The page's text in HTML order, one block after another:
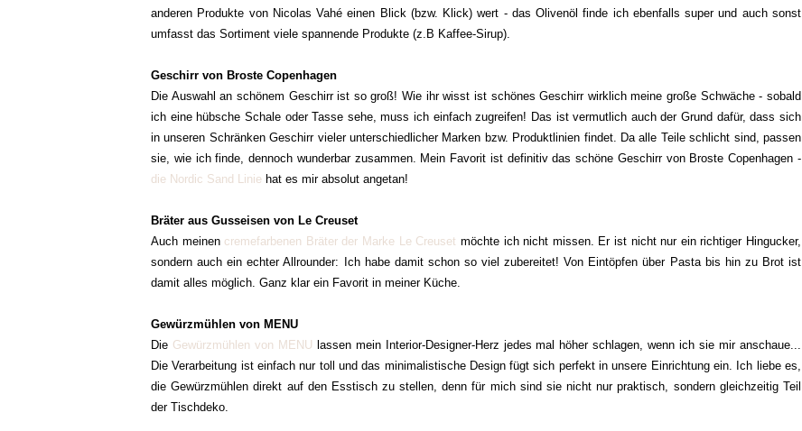
anderen Produkte von Nicolas Vahé einen Blick (bzw. Klick) wert - das Olivenöl finde ich ebenfalls super und auch sonst
umfasst das Sortiment viele spannende Produkte (z.B Kaffee-Sirup).
Geschirr von Broste Copenhagen
Die Auswahl an schönem Geschirr ist so groß! Wie ihr wisst ist schönes Geschirr wirklich meine große Schwäche - sobald
ich eine hübsche Schale oder Tasse sehe, muss ich einfach zugreifen! Das ist vermutlich auch der Grund dafür, dass sich
in unseren Schränken Geschirr vieler unterschiedlicher Marken bzw. Produktlinien findet. Da alle Teile schlicht sind, passen
sie, wie ich finde, dennoch wunderbar zusammen. Mein Favorit ist definitiv das schöne Geschirr von Broste Copenhagen -
die Nordic Sand Linie hat es mir absolut angetan!
Bräter aus Gusseisen von Le Creuset
Auch meinen cremefarbenen Bräter der Marke Le Creuset möchte ich nicht missen. Er ist nicht nur ein richtiger Hingucker,
sondern auch ein echter Allrounder: Ich habe damit schon so viel zubereitet! Von Eintöpfen über Pasta bis hin zu Brot ist
damit alles möglich. Ganz klar ein Favorit in meiner Küche.
Gewürzmühlen von MENU
Die Gewürzmühlen von MENU lassen mein Interior-Designer-Herz jedes mal höher schlagen, wenn ich sie mir anschaue...
Die Verarbeitung ist einfach nur toll und das minimalistische Design fügt sich perfekt in unsere Einrichtung ein. Ich liebe es,
die Gewürzmühlen direkt auf den Esstisch zu stellen, denn für mich sind sie nicht nur praktisch, sondern gleichzeitig Teil
der Tischdeko.